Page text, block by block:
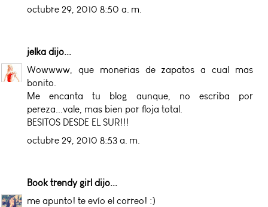
octubre 29, 2010 8:50 a. m.
jelka dijo...
Wowwww, que monerias de zapatos a cual mas
bonito.
Me encanta tu blog aunque, no escriba por
pereza...vale, mas bien por floja total.
BESITOS DESDE EL SUR!!!
octubre 29, 2010 8:53 a. m.
Book trendy girl dijo...
me apunto! te evío el correo! :)